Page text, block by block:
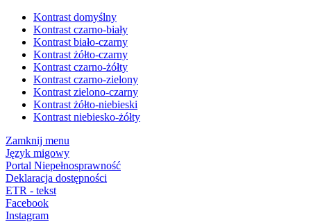
Kontrast domyślny
Kontrast czarno-biały
Kontrast biało-czarny
Kontrast żółto-czarny
Kontrast czarno-żółty
Kontrast czarno-zielony
Kontrast zielono-czarny
Kontrast żółto-niebieski
Kontrast niebiesko-żółty
Zamknij menu
Język migowy
Portal Niepełnosprawność
Deklaracja dostępności
ETR - tekst
Facebook
Instagram